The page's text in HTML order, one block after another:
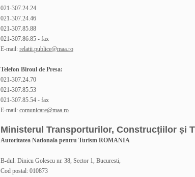
021-307.24.24
021-307.24.46
021-307.85.88
021-307.86.85 - fax
E-mail: relatii.publice@maa.ro
Telefon Biroul de Presa:
021-307.24.70
021-307.85.53
021-307.85.54 - fax
E-mail: comunicare@maa.ro
Ministerul Transporturilor, Construcțiilor și
Autoritatea Nationala pentru Turism ROMANIA
B-dul. Dinicu Golescu nr. 38, Sector 1, Bucuresti,
Cod postal: 010873